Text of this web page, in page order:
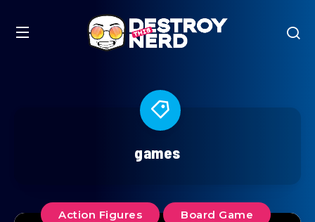
games
Action Figures Board Game